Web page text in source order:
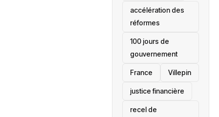
accélération des
réformes
100 jours de
gouvernement
France Villepin
justice financière
recel de